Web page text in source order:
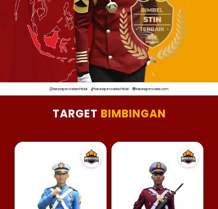
tarunapersadaofficial tarunapersadaofficial tarunapersada.com
TARGET BIMBINGAN